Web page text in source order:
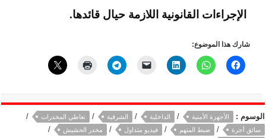
الإجراءات القانونية اللازمة حيال قائدها.
شارك هذا الموضوع:
الوسوم : الأجهزة الأمنية / الداخلية / الشرقية / تعاطي المخدرات /
سائق أجرة / ضبط المتهم / فيديو متداول / مخدر الحشيش /